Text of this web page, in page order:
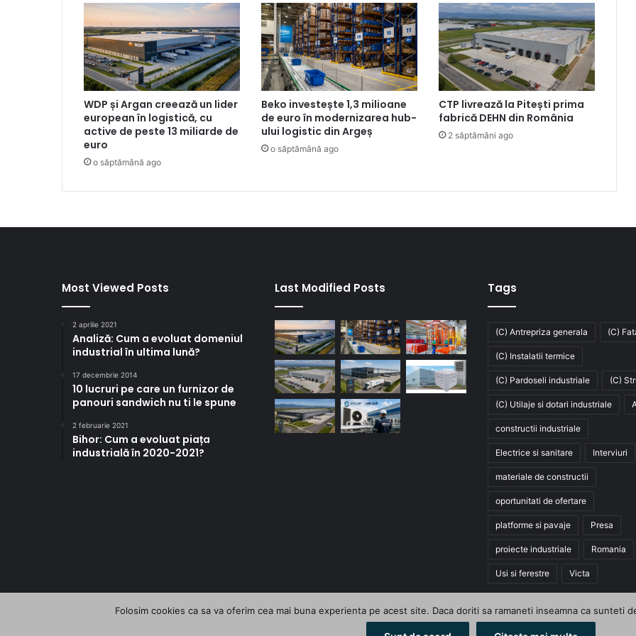
WDP și Argan creează un lider
european în logistică, cu
active de peste 13 miliarde de
euro
o săptămână ago
Beko investește 1,3 milioane
de euro în modernizarea hub-
ului logistic din Argeș
o săptămână ago
CTP livrează la Pitești prima
fabrică DEHN din România
2 săptămâni ago
Most Viewed Posts
2 aprilie 2021
Analiză: Cum a evoluat domeniul
industrial în ultima lună?
17 decembrie 2014
10 lucruri pe care un furnizor de
panouri sandwich nu ti le spune
2 februarie 2021
Bihor: Cum a evoluat piața
industrială în 2020-2021?
Last Modified Posts Tags
(C) Antrepriza generala (C)
(C) Instalatii termice
(C) Pardoseli industriale (C)
(C) Utilaje si dotari industriale
constructii industriale
Electrice si sanitare Interviuri
materiale de constructii
oportunitati de ofertare
platforme si pavaje Presa
proiecte industriale Romania
Usi si ferestre Victa
Folosim cookies ca sa va oferim cea mai buna experienta pe acest site. Daca doriti sa ramaneti inseamna ca sunteti